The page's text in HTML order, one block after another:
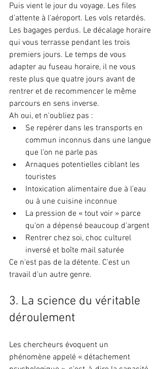
Puis vient le jour du voyage. Les files
d'attente à l'aéroport. Les vols retardés.
Les bagages perdus. Le décalage horaire
qui vous terrasse pendant les trois
premiers jours. Le temps de vous
adapter au fuseau horaire, il ne vous
reste plus que quatre jours avant de
rentrer et de recommencer le même
parcours en sens inverse.
Ah oui, et n'oubliez pas :
Se repérer dans les transports en
commun inconnus dans une langue
que l'on ne parle pas
Arnaques potentielles ciblant les
touristes
Intoxication alimentaire due à l'eau
ou à une cuisine inconnue
La pression de « tout voir » parce
qu'on a dépensé beaucoup d'argent
Rentrer chez soi, choc culturel
inversé et boîte mail saturée
Ce n'est pas de la détente. C'est un
travail d'un autre genre.
3. La science du véritable
déroulement
Les chercheurs évoquent un
phénomène appelé « détachement